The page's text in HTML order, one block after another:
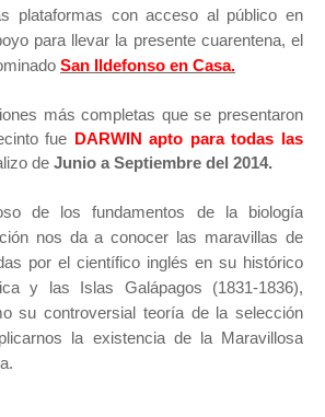
plataformas con acceso al público en
para llevar la presente cuarentena, el
San Ildefonso en Casa.
más completas que se presentaron
fue DARWIN apto para todas las
de Junio a Septiembre del 2014.
de los fundamentos de la biología
nos da a conocer las maravillas de
por el científico inglés en su histórico
y las Islas Galápagos (1831-1836),
su controversial teoría de la selección
la existencia de la Maravillosa